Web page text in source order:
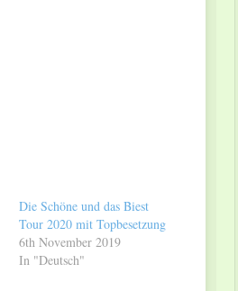
Die Schöne und das Biest
Tour 2020 mit Topbesetzung
6th November 2019
In "Deutsch"